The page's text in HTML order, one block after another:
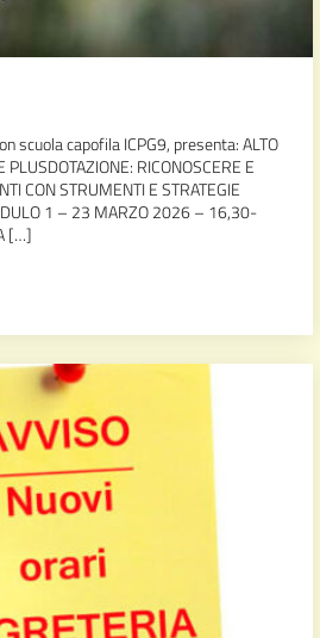
scuola capofila ICPG9, presenta: ALTO
PLUSDOTAZIONE: RICONOSCERE E
CON STRUMENTI E STRATEGIE
1 – 23 MARZO 2026 – 16,30-
[…]